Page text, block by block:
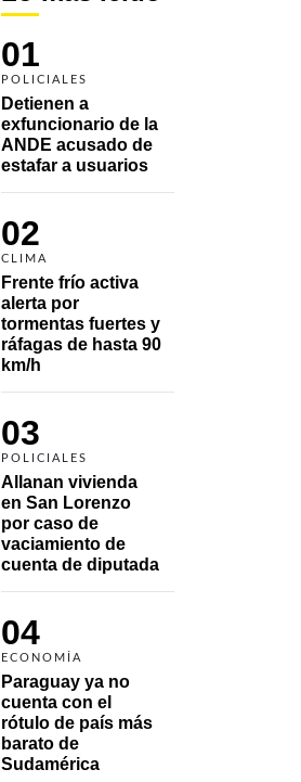
01
POLICIALES
Detienen a
exfuncionario de la
ANDE acusado de
estafar a usuarios
02
CLIMA
Frente frío activa
alerta por
tormentas fuertes y
ráfagas de hasta 90
km/h
03
POLICIALES
Allanan vivienda
en San Lorenzo
por caso de
vaciamiento de
cuenta de diputada
04
ECONOMÍA
Paraguay ya no
cuenta con el
rótulo de país más
barato de
Sudamérica